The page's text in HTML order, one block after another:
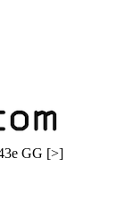
GG [>]